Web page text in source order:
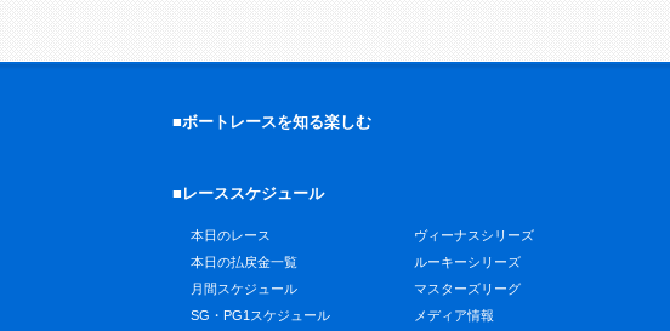
■ボートレースを知る楽しむ
■レーススケジュール
本日のレース
本日の払戻金一覧
月間スケジュール
SG・PG1スケジュール
ヴィーナスシリーズ
ルーキーシリーズ
マスターズリーグ
メディア情報